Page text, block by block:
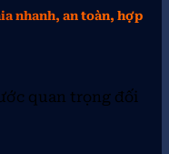
nhanh, an toàn, hợp
quan trọng đối